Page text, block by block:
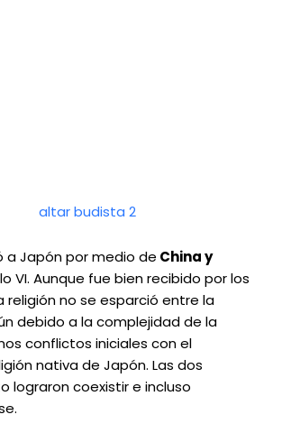
a Japón por medio de China y
VI. Aunque fue bien recibido por los
religión no se esparció entre la
debido a la complejidad de la
conflictos iniciales con el
nativa de Japón. Las dos
lograron coexistir e incluso